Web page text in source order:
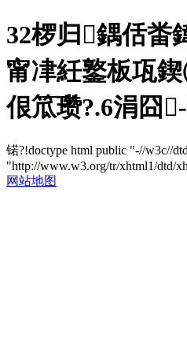
32椤归鍝佸畨
甯冿紝鐜板瓨
佷笟瓒?.6涓囧
锘?!doctype html public "-//w3c//
"http://www.w3.org/tr/xhtml1/dtd/
网站地图